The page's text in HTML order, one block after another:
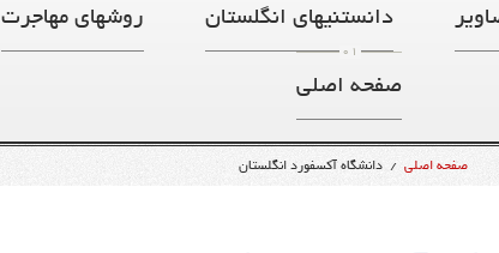
روشهای مهاجرت دانستنیهای انگلستان
01
صفحه اصلی
صفحه اصلی /دانشگاه آکسفورد انگلستان